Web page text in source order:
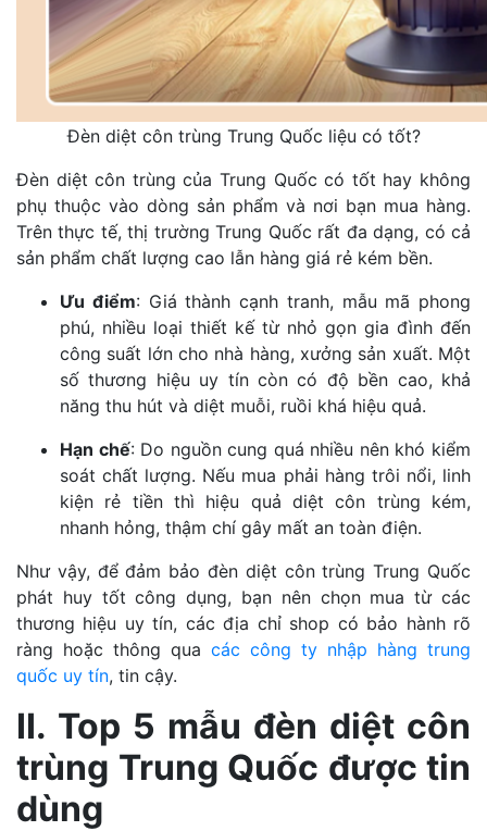
Đèn diệt côn trùng Trung Quốc liệu có tốt?
Đèn diệt côn trùng của Trung Quốc có tốt hay không
phụ thuộc vào dòng sản phẩm và nơi bạn mua hàng.
Trên thực tế, thị trường Trung Quốc rất đa dạng, có cả
sản phẩm chất lượng cao lẫn hàng giá rẻ kém bền.
Ưu điểm: Giá thành cạnh tranh, mẫu mã phong
phú, nhiều loại thiết kế từ nhỏ gọn gia đình đến
công suất lớn cho nhà hàng, xưởng sản xuất. Một
số thương hiệu uy tín còn có độ bền cao, khả
năng thu hút và diệt muỗi, ruồi khá hiệu quả.
Hạn chế: Do nguồn cung quá nhiều nên khó kiểm
soát chất lượng. Nếu mua phải hàng trôi nổi, linh
kiện rẻ tiền thì hiệu quả diệt côn trùng kém,
nhanh hỏng, thậm chí gây mất an toàn điện.
Như vậy, để đảm bảo đèn diệt côn trùng Trung Quốc
phát huy tốt công dụng, bạn nên chọn mua từ các
thương hiệu uy tín, các địa chỉ shop có bảo hành rõ
ràng hoặc thông qua các công ty nhập hàng trung
quốc uy tín, tin cậy.
II. Top 5 mẫu đèn diệt côn
trùng Trung Quốc được tin
dùng